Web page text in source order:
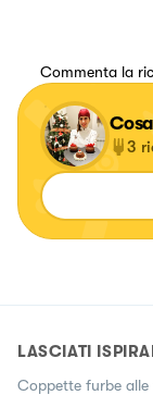
Commenta la
3
LASCIATI
Coppette furbe alle